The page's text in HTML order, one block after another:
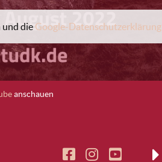
und die Google-Datenschutzerklärung
anschauen